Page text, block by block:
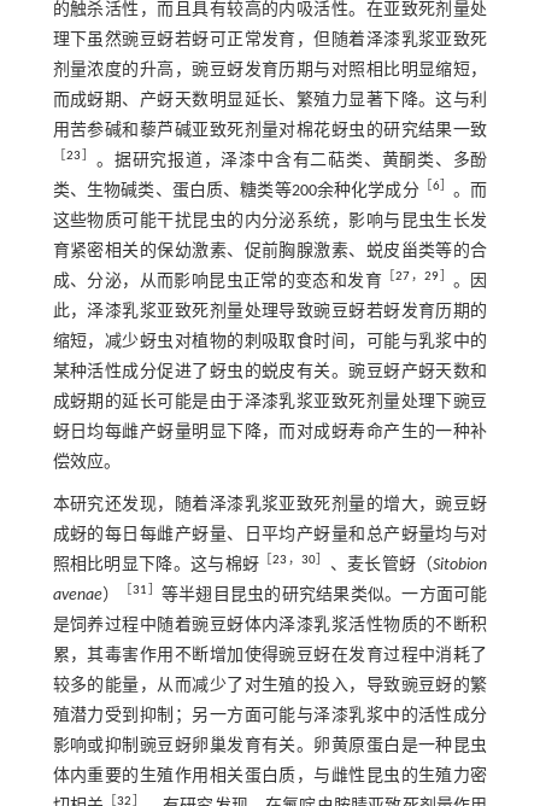
的触杀活性，而且具有较高的内吸活性。在亚致死剂量处
理下虽然豌豆蚜若蚜可正常发育，但随着泽漆乳浆亚致死
剂量浓度的升高，豌豆蚜发育历期与对照相比明显缩短，
而成蚜期、产蚜天数明显延长、繁殖力显著下降。这与利
用苦参碱和藜芦碱亚致死剂量对棉花蚜虫的研究结果一致
［23
。据研究报道，泽漆中含有二萜类、黄酮类、多酚
类、生物碱类、蛋白质、糖类等200余种化学成分［ 6］ 。而
这些物质可能干扰昆虫的内分泌系统，影响与昆虫生长发
育紧密相关的保幼激素、促前胸腺激素、蜕皮甾类等的合
成、分泌，从而影响昆虫正常的变态和发育 ［27，29
。因
此，泽漆乳浆亚致死剂量处理导致豌豆蚜若蚜发育历期的
缩短，减少蚜虫对植物的刺吸取食时间，可能与乳浆中的
某种活性成分促进了蚜虫的蜕皮有关。豌豆蚜产蚜天数和
成蚜期的延长可能是由于泽漆乳浆亚致死剂量处理下豌豆
蚜日均每雌产蚜量明显下降，而对成蚜寿命产生的一种补
偿效应。
本研究还发现，随着泽漆乳浆亚致死剂量的增大，豌豆蚜
成蚜的每日每雌产蚜量、日平均产蚜量和总产蚜量均与对
照相比明显下降。这与棉蚜 ［23 ，30 、麦长管蚜（Sitobion
avenae） ［31
等半翅目昆虫的研究结果类似。一方面可能
是饲养过程中随着豌豆蚜体内泽漆乳浆活性物质的不断积
累，其毒害作用不断增加使得豌豆蚜在发育过程中消耗了
较多的能量，从而减少了对生殖的投入，导致豌豆蚜的繁
殖潜力受到抑制；另一方面可能与泽漆乳浆中的活性成分
影响或抑制豌豆蚜卵巢发育有关。卵黄原蛋白是一种昆虫
体内重要的生殖作用相关蛋白质，与雌性昆虫的生殖力密
［32